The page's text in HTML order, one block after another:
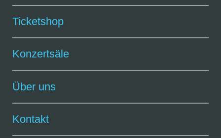
Ticketshop
Konzertsäle
Über uns
Kontakt